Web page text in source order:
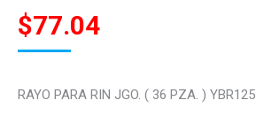
$77.04
RAYO PARA RIN JGO. ( 36 PZA. ) YBR125